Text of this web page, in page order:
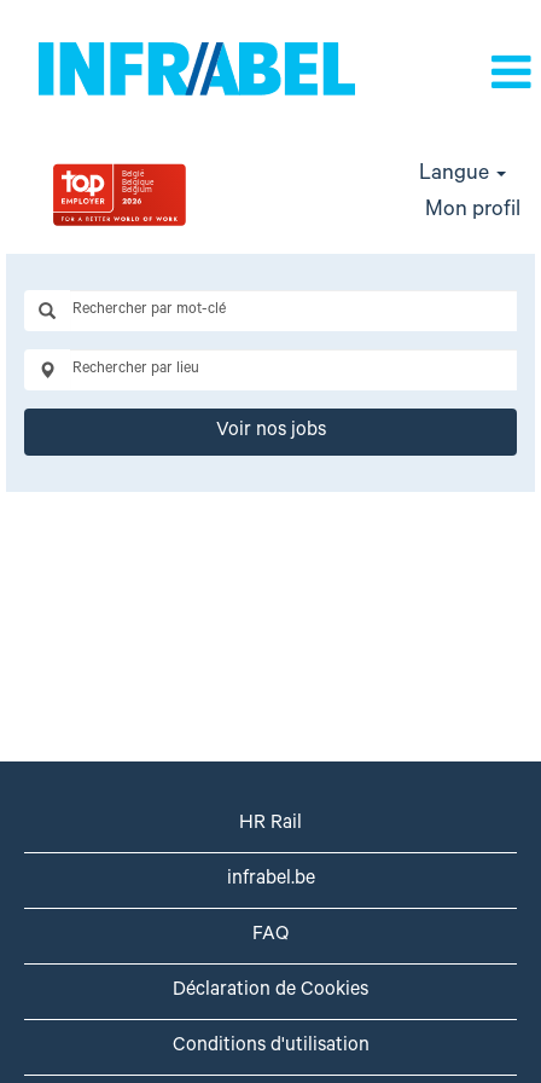
Langue
Mon profil
Voir nos jobs
HR Rail
infrabel.be
FAQ
Déclaration de Cookies
Conditions d'utilisation